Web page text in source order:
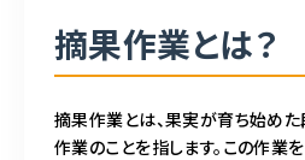
摘果作業とは？
摘果作業とは、果実が育ち始め
作業のことを指します。この作業